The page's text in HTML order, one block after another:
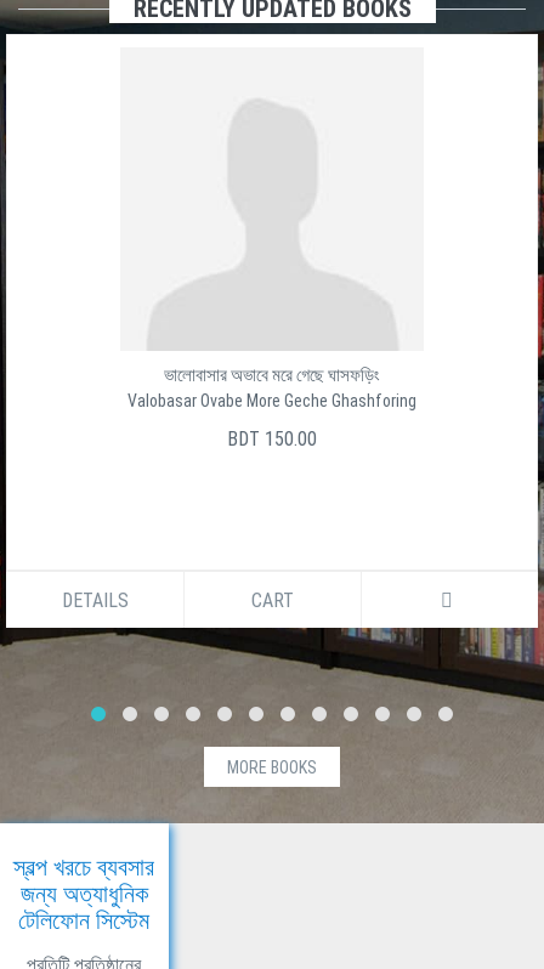
RECENTLY UPDATED BOOKS
ভালোবাসার অভাবে মরে গেছে ঘাসফড়িং
Valobasar Ovabe More Geche Ghashforing
BDT 150.00
DETAILS CART
MORE BOOKS
স্বল্প খরচে ব্যবসার
জন্য অত্যাধুনিক
টেলিফোন সিস্টেম